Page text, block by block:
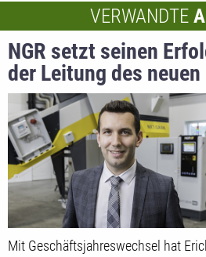
VERWANDTE
NGR setzt seinen
der Leitung des
freut sich über den
„Pegasus 2021“
Mit Geschäftsjahreswechsel hat